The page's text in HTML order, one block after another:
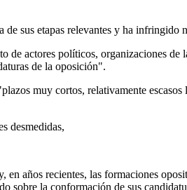
sus etapas relevantes y ha
de actores políticos, organizaciones
de la oposición".
muy cortos, relativamente
desmedidas,
años recientes, las formaciones
sobre la conformación de sus